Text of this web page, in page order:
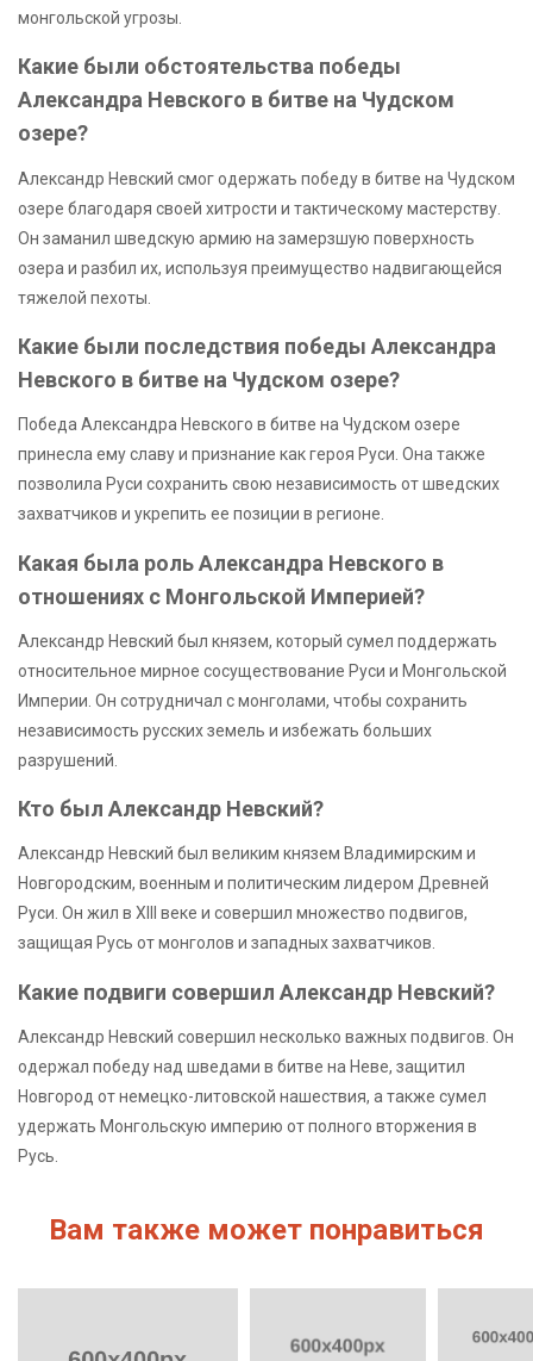
монгольской угрозы.
Какие были обстоятельства победы
Александра Невского в битве на Чудском
озере?
Александр Невский смог одержать победу в битве на Чудском
озере благодаря своей хитрости и тактическому мастерству.
Он заманил шведскую армию на замерзшую поверхность
озера и разбил их, используя преимущество надвигающейся
тяжелой пехоты.
Какие были последствия победы Александра
Невского в битве на Чудском озере?
Победа Александра Невского в битве на Чудском озере
принесла ему славу и признание как героя Руси. Она также
позволила Руси сохранить свою независимость от шведских
захватчиков и укрепить ее позиции в регионе.
Какая была роль Александра Невского в
отношениях с Монгольской Империей?
Александр Невский был князем, который сумел поддержать
относительное мирное сосуществование Руси и Монгольской
Империи. Он сотрудничал с монголами, чтобы сохранить
независимость русских земель и избежать больших
разрушений.
Кто был Александр Невский?
Александр Невский был великим князем Владимирским и
Новгородским, военным и политическим лидером Древней
Руси. Он жил в XIII веке и совершил множество подвигов,
защищая Русь от монголов и западных захватчиков.
Какие подвиги совершил Александр Невский?
Александр Невский совершил несколько важных подвигов. Он
одержал победу над шведами в битве на Неве, защитил
Новгород от немецко-литовской нашествия, а также сумел
удержать Монгольскую империю от полного вторжения в
Русь.
Вам также может понравиться